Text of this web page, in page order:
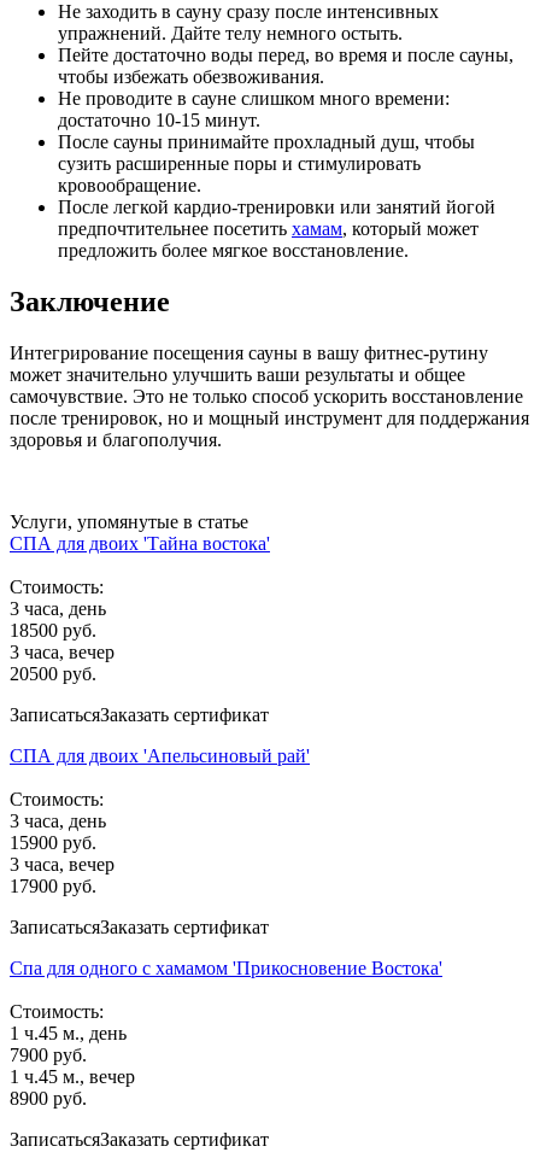
Не заходить в сауну сразу после интенсивных
упражнений. Дайте телу немного остыть.
Пейте достаточно воды перед, во время и после сауны,
чтобы избежать обезвоживания.
Не проводите в сауне слишком много времени:
достаточно 10-15 минут.
После сауны принимайте прохладный душ, чтобы
сузить расширенные поры и стимулировать
кровообращение.
После легкой кардио-тренировки или занятий йогой
предпочтительнее посетить хамам, который может
предложить более мягкое восстановление.
Заключение
Интегрирование посещения сауны в вашу фитнес-рутину
может значительно улучшить ваши результаты и общее
самочувствие. Это не только способ ускорить восстановление
после тренировок, но и мощный инструмент для поддержания
здоровья и благополучия.
Услуги, упомянутые в статье
СПА для двоих 'Тайна востока'
Стоимость:
3 часа, день
18500 руб.
3 часа, вечер
20500 руб.
ЗаписатьсяЗаказать сертификат
СПА для двоих 'Апельсиновый рай'
Стоимость:
3 часа, день
15900 руб.
3 часа, вечер
17900 руб.
ЗаписатьсяЗаказать сертификат
Спа для одного с хамамом 'Прикосновение Востока'
Стоимость:
1 ч.45 м., день
7900 руб.
1 ч.45 м., вечер
8900 руб.
ЗаписатьсяЗаказать сертификат